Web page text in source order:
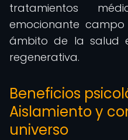
tratamientos
emocionante
ámbito de la salud
regenerativa.
Beneficios
Aislamiento y
universo